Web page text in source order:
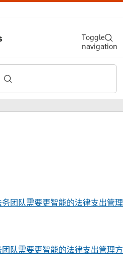
Toggle
navigation
队需要更智能的法律支出管理方